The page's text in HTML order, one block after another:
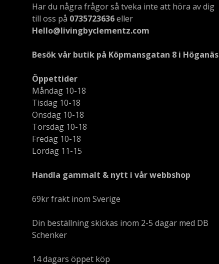
Har du några frågor så tveka inte att höra av dig
till oss på 0735723636eller
Hello@livingbyclementz.com
Besök vår butik på Köpmansgatan 8 i Höganäs
Öppettider
Måndag 10-18
Tisdag 10-18
Onsdag 10-18
Torsdag 10-18
Fredag 10-18
Lördag 11-15
Handla gammalt & nytt i vår webbshop
69kr frakt inom Sverige
Din beställning skickas inom 2-5 dagar med DB
Schenker
14 dagars öppet köp